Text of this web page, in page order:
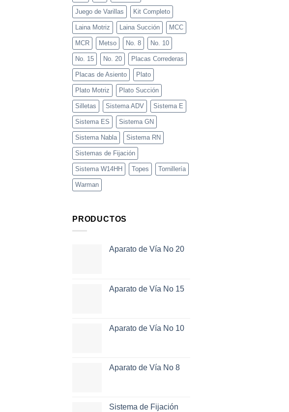
Juego de Varillas Kit Completo
Laina Motriz Laina Succión MCC
MCR Metso No. 8 No. 10
No. 15 No. 20 Placas Correderas
Placas de Asiento Plato
Plato Motriz Plato Succión
Silletas Sistema ADV Sistema E
Sistema ES Sistema GN
Sistema Nabla Sistema RN
Sistemas de Fijación
Sistema W14HH Topes Tornillería
Warman
PRODUCTOS
Aparato de Vía No 20
Aparato de Vía No 15
Aparato de Vía No 10
Aparato de Vía No 8
Sistema de Fijación